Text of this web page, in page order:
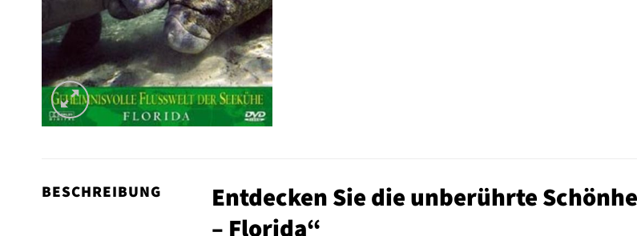
BESCHREIBUNG
Entdecken Sie die unberührte
– Florida“